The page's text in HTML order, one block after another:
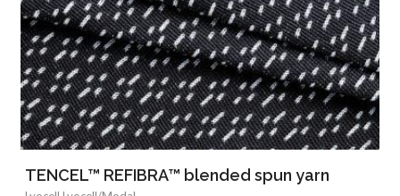
TENCEL™ REFIBRA™ blended spun yarn